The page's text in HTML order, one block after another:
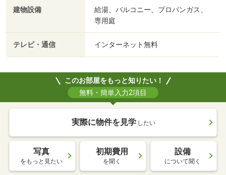
建物設備
給湯、バルコニー、プロパンガス、
専用庭
テレビ・通信 インターネット無料
このお部屋をもっと知りたい！
無料・簡単入力2項目
実際に物件を見学 したい
写真
をもっと見たい
初期費用
を聞く
設備
について聞く